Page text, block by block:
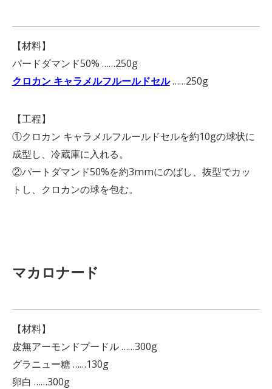
【材料】
パードダマンド50% ……250g
クロカン キャラメルフルールドセル……250g
【工程】
①クロカン キャラメルフルールドセルを約10gの球状に
成型し、冷蔵庫に入れる。
②パートダマンド50%を約3mmにのばし、抜型でカッ
トし、クロカンの球を包む。
マカロナード
【材料】
皮無アーモンドプードル ……300g
グラニュー糖 ……130g
卵白 ……300g